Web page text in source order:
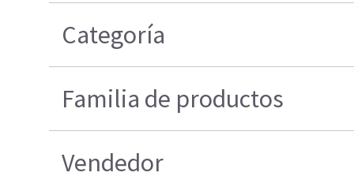
Categoría
Familia de productos
Vendedor